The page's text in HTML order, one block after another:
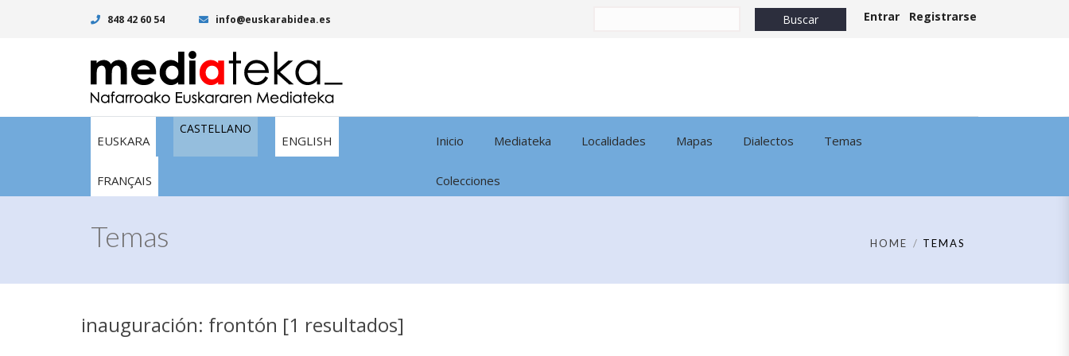
848 42 60 54 info@euskarabidea.es Entrar Registrarse
EUSKARA
CASTELLANO
ENGLISH
FRANÇAIS
Inicio Mediateka Localidades Mapas Dialectos Temas
Colecciones
Temas HOME TEMAS
inauguración: frontón [1 resultados]